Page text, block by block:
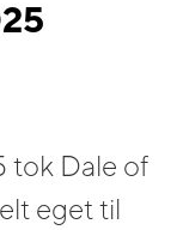
tok Dale of
eget til